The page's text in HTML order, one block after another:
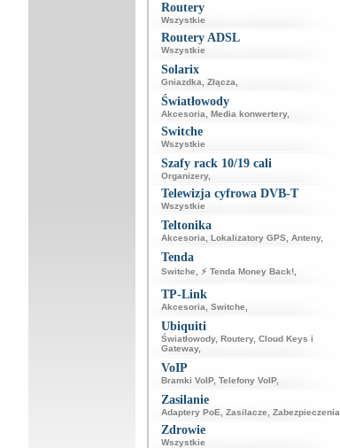
Routery
Wszystkie
Routery ADSL
Wszystkie
Solarix
Gniazdka Złącza
Światłowody
Akcesoria Media konwertery,
Switche
Wszystkie
Szafy rack 10/19 cali
Organizery,
Telewizja cyfrowa DVB-T
Wszystkie
Teltonika
Akcesoria Lokalizatory GPS, Anteny,
Tenda
Switche ⚡ Tenda Money Back!,
TP-Link
Akcesoria Switche
Ubiquiti
Światłowody, Routery, Cloud Keys i
Gateway,
VoIP
Bramki VoIP, Telefony VoIP,
Zasilanie
Adaptery PoE Zasilacze Zabezpieczenia
Zdrowie
Wszystkie